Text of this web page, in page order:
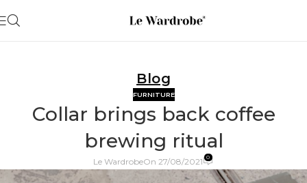
Blog
FURNITURE
Collar brings back coffee
brewing ritual
Le WardrobeOn 27/08/2021 0